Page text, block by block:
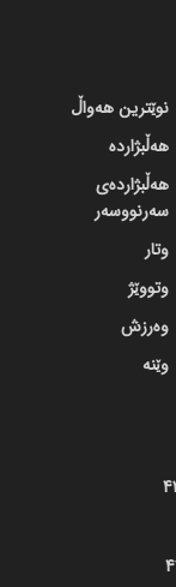
نوێترین هەواڵ
هەڵبژاردە
هەڵبژاردەی
سەرنووسەر
وتار
وتووێژ
وەرزش
وێنە